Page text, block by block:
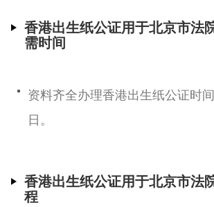
香港出生纸公证用于北京市法
需时间
资料齐全办理香港出生纸公证时
日。
香港出生纸公证用于北京市法
程